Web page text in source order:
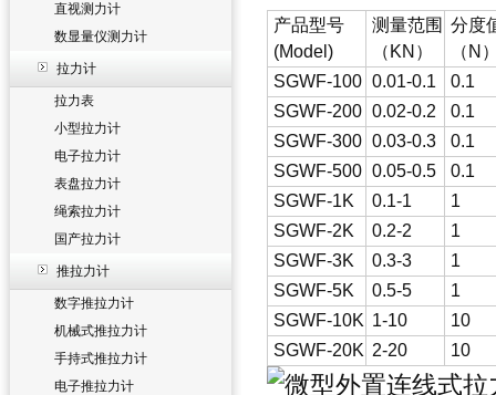
直视测力计
数显量仪测力计
拉力计
拉力表
小型拉力计
电子拉力计
表盘拉力计
绳索拉力计
国产拉力计
推拉力计
数字推拉力计
机械式推拉力计
手持式推拉力计
电子推拉力计
产品型号
(Model)
测量范围
（KN）
分度
（N
SGWF-100 0.01-0.1
0.1
SGWF-200 0.02-0.2
0.1
SGWF-300 0.03-0.3
0.1
SGWF-500 0.05-0.5
0.1
SGWF-1K
0.1-1
1
SGWF-2K
0.2-2
1
SGWF-3K
0.3-3
1
SGWF-5K
0.5-5
1
SGWF-10K 1-10
10
SGWF-20K 2-20 10